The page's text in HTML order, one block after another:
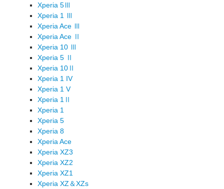
Xperia 5Ⅲ
Xperia 1 Ⅲ
Xperia Ace Ⅲ
Xperia Ace Ⅱ
Xperia 10 Ⅲ
Xperia 5 Ⅱ
Xperia 10Ⅱ
Xperia 1 IV
Xperia 1 V
Xperia 1Ⅱ
Xperia 1
Xperia 5
Xperia 8
Xperia Ace
Xperia XZ3
Xperia XZ2
Xperia XZ1
Xperia XZ＆XZs